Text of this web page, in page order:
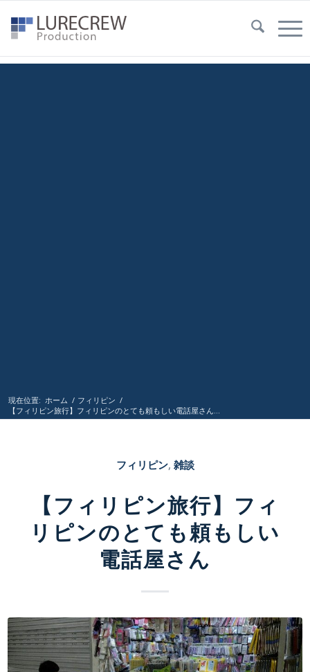
現在位置: ホーム / フィリピン /
【フィリピン旅行】フィリピンのとても頼もしい電話屋さん...
フィリピン, 雑談
【フィリピン旅行】フィ
リピンのとても頼もしい
電話屋さん